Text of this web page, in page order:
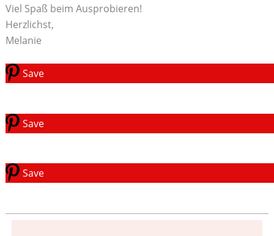
Viel Spaß beim Ausprobieren!
Herzlichst,
Melanie
Save
Save
Save